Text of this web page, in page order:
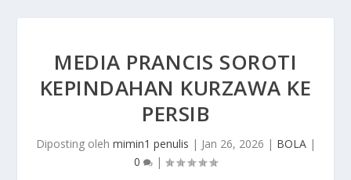
MEDIA PRANCIS SOROTI
KEPINDAHAN KURZAWA KE
PERSIB
Diposting oleh mimin1 penulis | Jan 26, 2026 | BOLA|
0
|